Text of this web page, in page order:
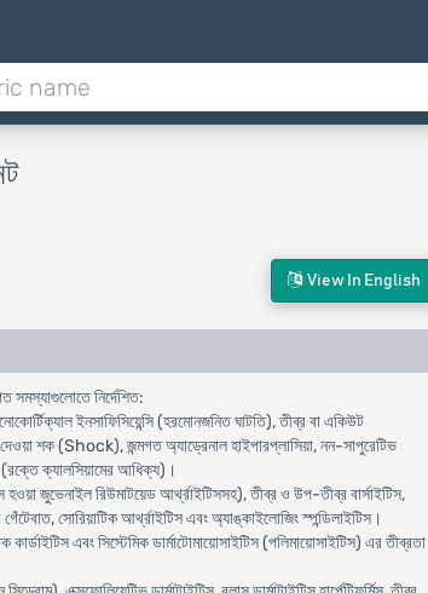
View In English
সমস্যাগুলোতে নির্দেশিত:
ইনসাফিসিয়েন্সি (হরমোনজনিত ঘাটতি), তীব্র বা একিউট
দেওয়া শক (Shock), জন্মগত অ্যাড্রেনাল হাইপারপ্লাসিয়া, নন-সাপুরেটিভ
(রক্তে ক্যালসিয়ামের আধিক্য)।
হওয়া জুভেনাইল রিউমাটয়েড আর্থ্রাইটিসসহ), তীব্র ও উপ-তীব্র বার্সাইটিস,
সোরিয়াটিক আর্থ্রাইটিস এবং অ্যাঙ্কাইলোজিং স্পন্ডিলাইটিস।
কার্ডাইটিস এবং সিস্টেমিক ডার্মাটোমায়োসাইটিস (পলিমায়োসাইটিস) এর তীব্রতা